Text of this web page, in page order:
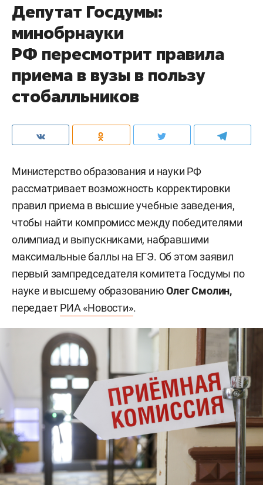
Депутат Госдумы:
минобрнауки
РФ пересмотрит правила
приема в вузы в пользу
стобалльников
Министерство образования и науки РФ
рассматривает возможность корректировки
правил приема в высшие учебные заведения,
чтобы найти компромисс между победителями
олимпиад и выпускниками, набравшими
максимальные баллы на ЕГЭ. Об этом заявил
первый зампредседателя комитета Госдумы по
науке и высшему образованиюОлег Смолин,
передаетРИА «Новости».